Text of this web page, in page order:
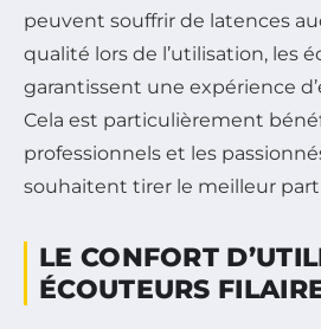
peuvent souffrir de latences
qualité lors de l’utilisation, les
garantissent une expérience
Cela est particulièrement
professionnels et les
souhaitent tirer le meilleur
LE CONFORT
ÉCOUTEURS